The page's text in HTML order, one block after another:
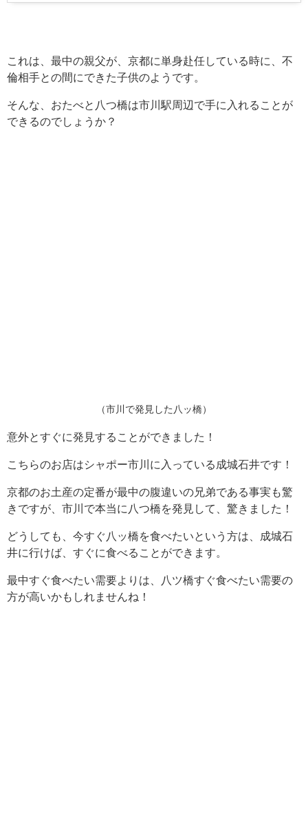
これは、最中の親父が、京都に単身赴任している時に、不
倫相手との間にできた子供のようです。
そんな、おたべと八つ橋は市川駅周辺で手に入れることが
できるのでしょうか？
（市川で発見した八ッ橋）
意外とすぐに発見することができました！
こちらのお店はシャポー市川に入っている成城石井です！
京都のお土産の定番が最中の腹違いの兄弟である事実も驚
きですが、市川で本当に八つ橋を発見して、驚きました！
どうしても、今すぐ八ッ橋を食べたいという方は、成城石
井に行けば、すぐに食べることができます。
最中すぐ食べたい需要よりは、八ツ橋すぐ食べたい需要の
方が高いかもしれませんね！